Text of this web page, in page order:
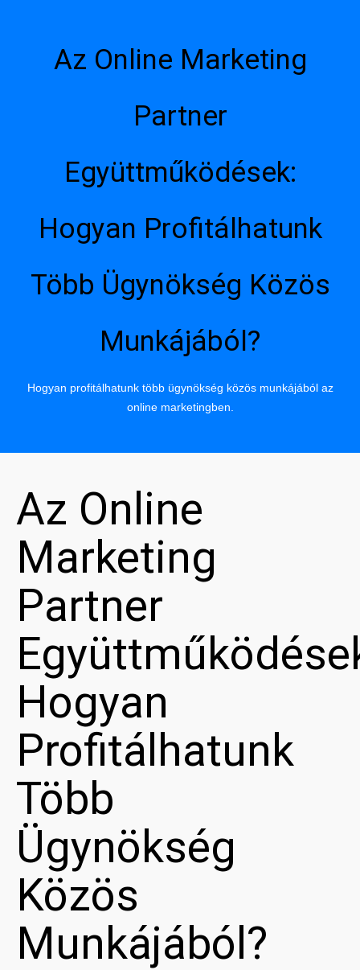
Az Online Marketing
Partner
Együttműködések:
Hogyan Profitálhatunk
Több Ügynökség Közös
Munkájából?
Hogyan profitálhatunk több ügynökség közös munkájából az
online marketingben.
Az Online
Marketing
Partner
Hogyan
Profitálhatunk
Több
Ügynökség
Közös
Munkájából?